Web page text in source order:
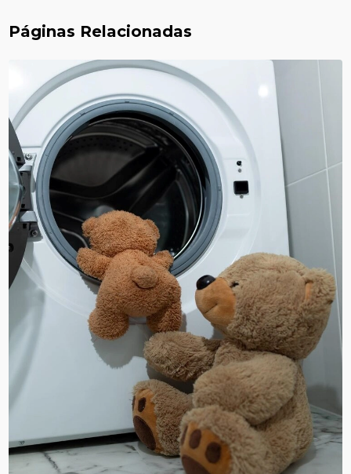
Páginas Relacionadas